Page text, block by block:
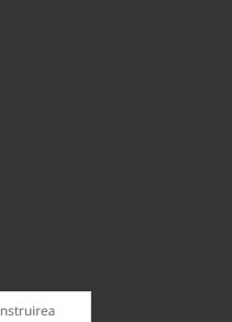
aceasta este: mărturia
umblat în lume, și mai
și L-au întrebat, zicând: